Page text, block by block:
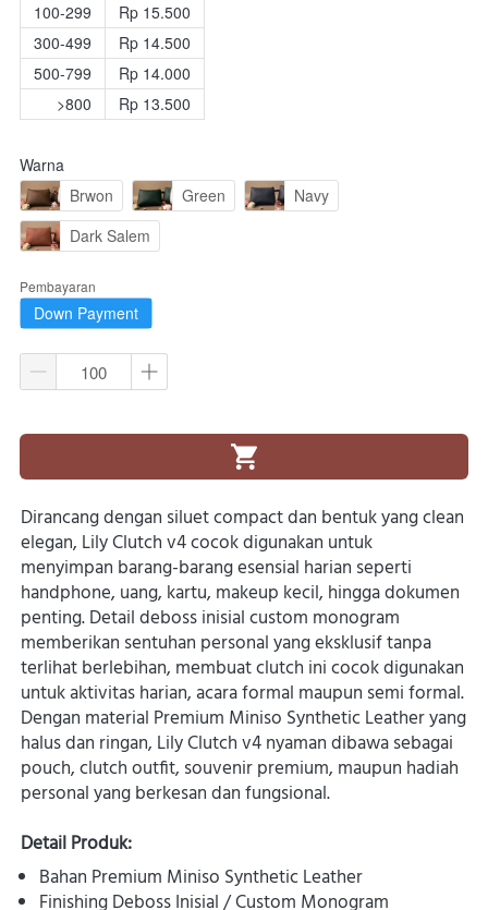
100-299
300-499
500-799
>800
Rp 15.500
Rp 14.500
Rp 14.000
Rp 13.500
Warna
Brwon
Green
Navy
Dark Salem
Pembayaran
Down Payment
`
Dirancang dengan siluet compact dan bentuk yang clean
elegan, Lily Clutch v4 cocok digunakan untuk
menyimpan barang-barang esensial harian seperti
handphone, uang, kartu, makeup kecil, hingga dokumen
penting. Detail deboss inisial custom monogram
memberikan sentuhan personal yang eksklusif tanpa
terlihat berlebihan, membuat clutch ini cocok digunakan
untuk aktivitas harian, acara formal maupun semi formal.
Dengan material Premium Miniso Synthetic Leather yang
halus dan ringan, Lily Clutch v4 nyaman dibawa sebagai
pouch, clutch outfit, souvenir premium, maupun hadiah
personal yang berkesan dan fungsional.
Detail Produk:
Bahan Premium Miniso Synthetic Leather
Finishing Deboss Inisial / Custom Monogram